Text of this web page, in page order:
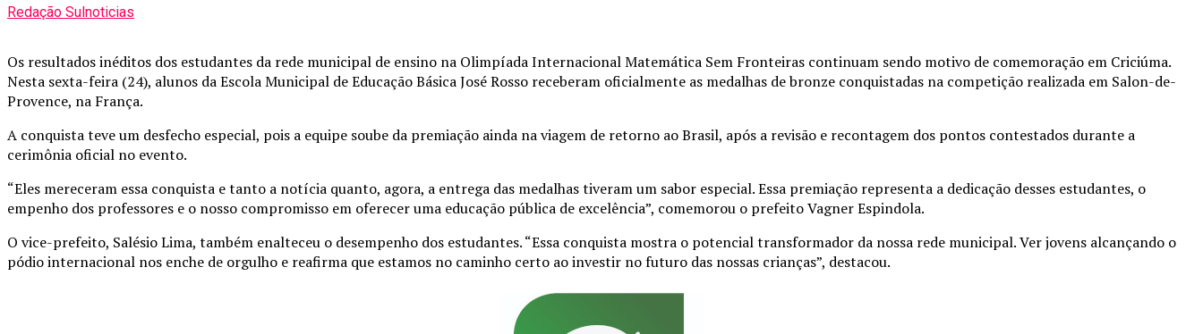
Redação Sulnoticias
Os resultados inéditos dos estudantes da rede municipal de ensino na Olimpíada Internacional Matemática Sem Fronteiras continuam sendo motivo de comemoração em Criciúma.
Nesta sexta-feira (24), alunos da Escola Municipal de Educação Básica José Rosso receberam oficialmente as medalhas de bronze conquistadas na competição realizada em Salon-de-
Provence, na França.
A conquista teve um desfecho especial, pois a equipe soube da premiação ainda na viagem de retorno ao Brasil, após a revisão e recontagem dos pontos contestados durante a
cerimônia oficial no evento.
“Eles mereceram essa conquista e tanto a notícia quanto, agora, a entrega das medalhas tiveram um sabor especial. Essa premiação representa a dedicação desses estudantes, o
empenho dos professores e o nosso compromisso em oferecer uma educação pública de excelência”, comemorou o prefeito Vagner Espindola.
O vice-prefeito, Salésio Lima, também enalteceu o desempenho dos estudantes. “Essa conquista mostra o potencial transformador da nossa rede municipal. Ver jovens alcançando o
pódio internacional nos enche de orgulho e reafirma que estamos no caminho certo ao investir no futuro das nossas crianças”, destacou.